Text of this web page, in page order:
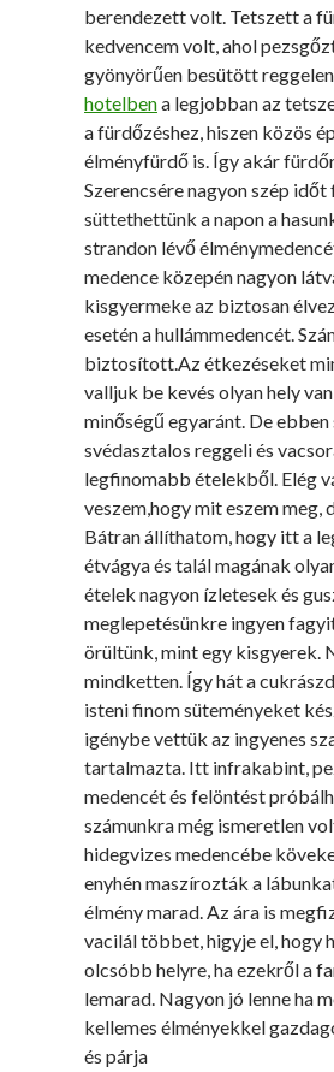
berendezett volt. Tetszett a
kedvencem volt, ahol
gyönyörűen besütött
hotelbena legjobban az
a fürdőzéshez, hiszen közös
élményfürdő is. Így akár
Szerencsére nagyon szép
süttethettünk a napon a
strandon lévő
medence közepén nagyon
kisgyermeke az biztosan
esetén a hullámmedencét.
biztosított.Az étkezéseket
valljuk be kevés olyan hely
minőségű egyaránt. De
svédasztalos reggeli és
legfinomabb ételekből. Elég
veszem,hogy mit eszem
Bátran állíthatom, hogy itt a
étvágya és talál magának
ételek nagyon ízletesek és
meglepetésünkre ingyen
örültünk, mint egy kisgyerek.
mindketten. Így hát a
isteni finom süteményeket
igénybe vettük az ingyenes
tartalmazta. Itt infrakabint,
medencét és felöntést
számunkra még ismeretlen
hidegvizes medencébe
enyhén maszírozták a
élmény marad. Az ára is
vacilál többet, higyje el, hogy
olcsóbb helyre, ha ezekről a
lemarad. Nagyon jó lenne ha
kellemes élményekkel
és párja